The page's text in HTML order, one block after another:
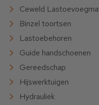
Ceweld
Binzel toortsen
Lastoebehoren
Guide handschoenen
Gereedschap
Hijswerktuigen
Hydrauliek